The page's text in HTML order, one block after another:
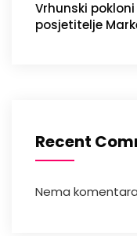
Vrhunski
posjetitelje
Recent
Nema